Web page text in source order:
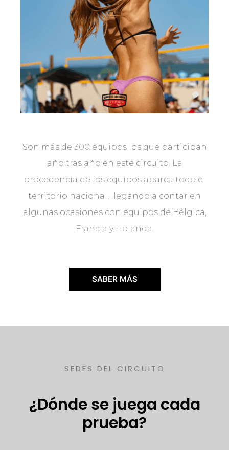
Son más de 300 equipos los que participan
año tras año en este circuito. La
procedencia de los equipos abarca todo el
territorio nacional, llegando a contar en
algunas ocasiones con equipos de Bélgica,
Francia y Holanda.
SABER MÁS
SEDES DEL CIRCUITO
¿Dónde se juega cada
prueba?